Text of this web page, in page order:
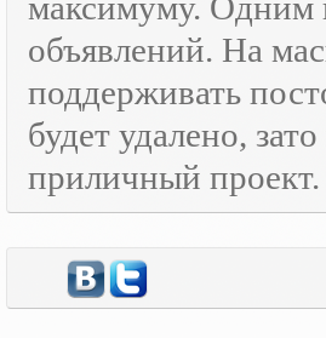
объявлений. На
поддерживать
будет удалено,
приличный проект.